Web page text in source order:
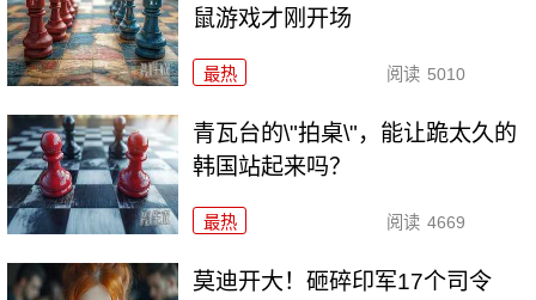
鼠游戏才刚开场
最热 阅读 5010
青瓦台的\"拍桌\"，能让跪太久的
韩国站起来吗？
最热 阅读 4669
莫迪开大！砸碎印军17个司令